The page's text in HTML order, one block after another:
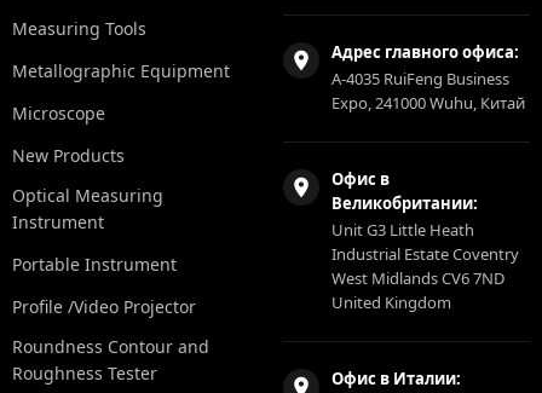
Measuring Tools
Metallographic Equipment
Microscope
New Products
Optical Measuring
Instrument
Portable Instrument
Profile /Video Projector
Roundness Contour and
Roughness Tester
Адрес главного офиса:
A-4035 RuiFeng Business
Expo, 241000 Wuhu, Китай
Офис в
Великобритании:
Unit G3 Little Heath
Industrial Estate Coventry
West Midlands CV6 7ND
United Kingdom
Офис в Италии: